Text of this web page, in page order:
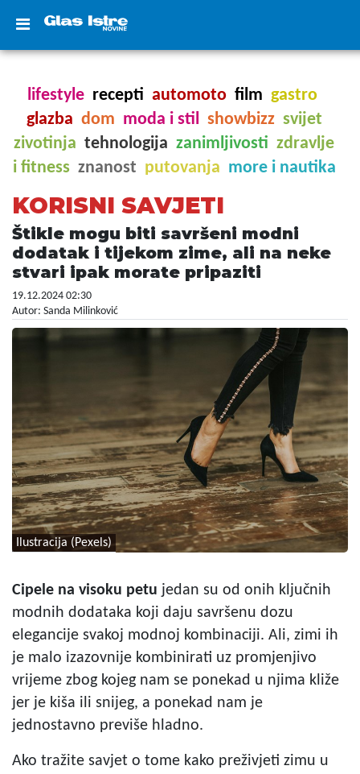
lifestyle recepti automoto film gastro
glazba dom moda i stil showbizz svijet
zivotinja tehnologija zanimljivosti zdravlje
i fitness znanost putovanja more i nautika
KORISNI SAVJETI
Štikle mogu biti savršeni modni
dodatak i tijekom zime, ali na neke
stvari ipak morate pripaziti
19.12.2024 02:30
Autor: Sanda Milinković
Ilustracija (Pexels)
Cipele na visoku petu jedan su od onih ključnih
modnih dodataka koji daju savršenu dozu
elegancije svakoj modnoj kombinaciji. Ali, zimi ih
je malo izazovnije kombinirati uz promjenjivo
vrijeme zbog kojeg nam se ponekad u njima kliže
jer je kiša ili snijeg, a ponekad nam je
jednostavno previše hladno.
Ako tražite savjet o tome kako preživjeti zimu u